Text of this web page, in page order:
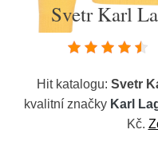
Svetr Karl
Hit katalogu: Svetr
kvalitní značky Karl
Kč.